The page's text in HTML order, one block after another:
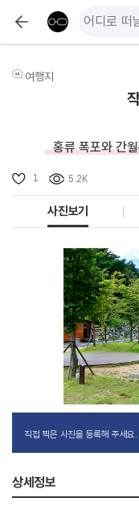
여행지
홍류 폭포와 간
1 5.2K
사진보기
직접 찍은 사진을 등록해 주세요.
상세정보